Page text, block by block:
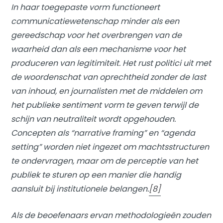
In haar toegepaste vorm functioneert
communicatiewetenschap minder als een
gereedschap voor het overbrengen van de
waarheid dan als een mechanisme voor het
produceren van legitimiteit. Het rust politici uit met
de woordenschat van oprechtheid zonder de last
van inhoud, en journalisten met de middelen om
het publieke sentiment vorm te geven terwijl de
schijn van neutraliteit wordt opgehouden.
Concepten als “narrative framing” en “agenda
setting” worden niet ingezet om machtsstructuren
te ondervragen, maar om de perceptie van het
publiek te sturen op een manier die handig
aansluit bij institutionele belangen.[8]
Als de beoefenaars ervan methodologieën zouden